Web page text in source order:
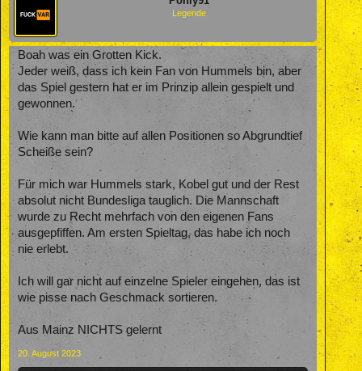
Legende
Boah was ein Grotten Kick.
Jeder weiß, dass ich kein Fan von Hummels bin, aber
das Spiel gestern hat er im Prinzip allein gespielt und
gewonnen.
Wie kann man bitte auf allen Positionen so Abgrundtief
Scheiße sein?
Für mich war Hummels stark, Kobel gut und der Rest
absolut nicht Bundesliga tauglich. Die Mannschaft
wurde zu Recht mehrfach von den eigenen Fans
ausgepfiffen. Am ersten Spieltag, das habe ich noch
nie erlebt.
Ich will gar nicht auf einzelne Spieler eingehen, das ist
wie pisse nach Geschmack sortieren.
Aus Mainz NICHTS gelernt
20. August 2023